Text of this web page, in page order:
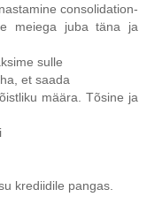
consolidation-
meiega juba täna ja
sulle
et saada
määra. Tõsine ja
krediidile pangas.